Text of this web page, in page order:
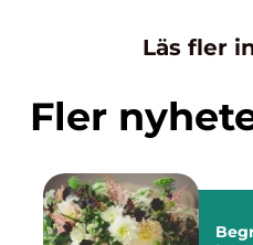
Läs fler
Fler